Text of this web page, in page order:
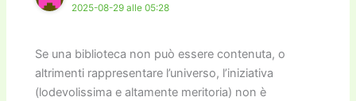
2025-08-29 alle 05:28
Se una biblioteca non può essere contenuta, o
altrimenti rappresentare l’universo, l’iniziativa
(lodevolissima e altamente meritoria) non è